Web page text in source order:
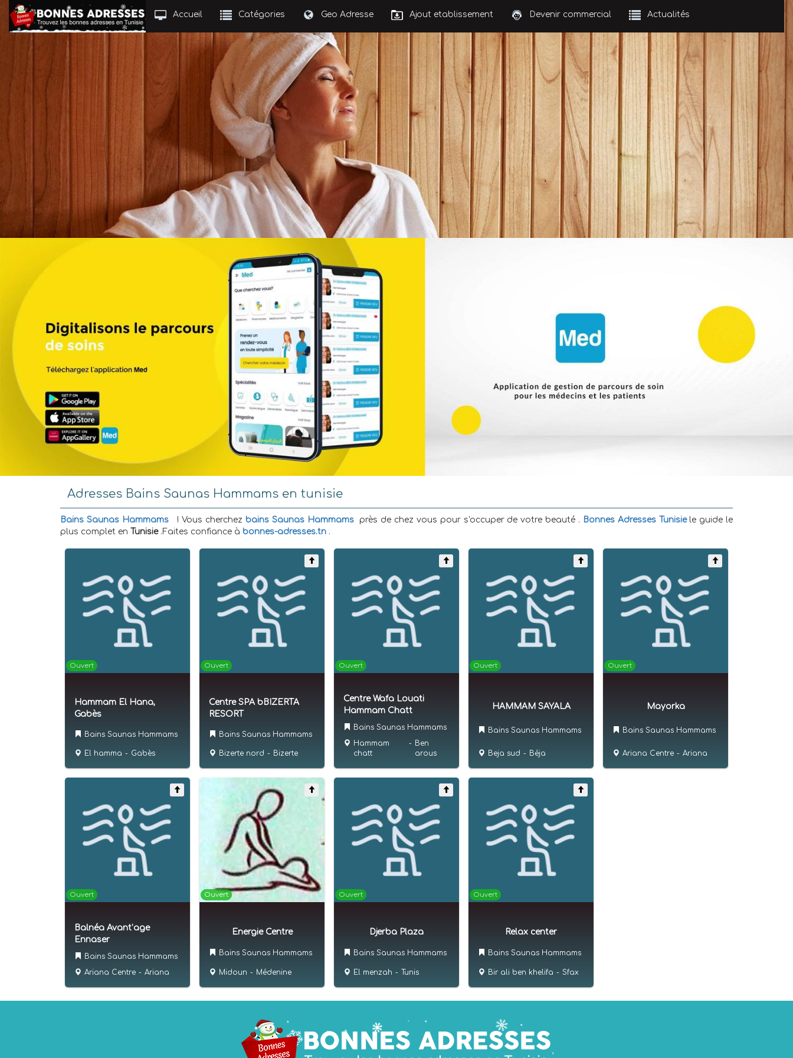
Accueil Catégories Geo Adresse Ajout etablissement Devenir commercial Actualités
Adresses Bains Saunas Hammams en tunisie
Bains Saunas Hammams ! Vous cherchez bains Saunas Hammams près de chez vous pour s'occuper de votre beauté . Bonnes Adresses Tunisie le guide le
plus complet en Tunisie.Faites confiance à bonnes-adresses.tn .
Ouvert
Hammam El Hana,
Gabès
Bains Saunas Hammams
El hamma - Gabès
Ouvert
Centre SPA bBIZERTA
RESORT
Bains Saunas Hammams
Bizerte nord - Bizerte
Ouvert
Centre Wafa Louati
Hammam Chatt
Bains Saunas Hammams
Hammam
chatt
- Ben
arous
Ouvert
HAMMAM SAYALA
Bains Saunas Hammams
Beja sud - Béja
Ouvert
Mayorka
Bains Saunas Hammams
Ariana Centre - Ariana
Ouvert
Balnéa Avant’age
Ennaser
Bains Saunas Hammams
Ariana Centre - Ariana
Ouvert
Energie Centre
Bains Saunas Hammams
Midoun - Médenine
Ouvert
Djerba Plaza
Bains Saunas Hammams
El menzah - Tunis
Ouvert
Relax center
Bains Saunas Hammams
Bir ali ben khelifa - Sfax